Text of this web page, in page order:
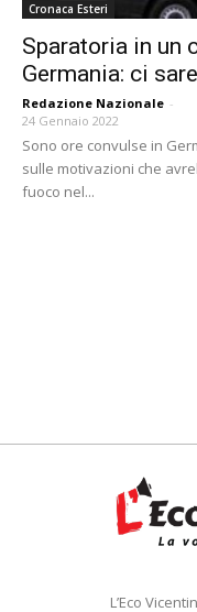
Cronaca Esteri
Sparatoria in un
Germania: ci
Redazione Nazionale -
24 Gennaio 2022
Sono ore convulse in
sulle motivazioni che
fuoco nel...
L’Eco